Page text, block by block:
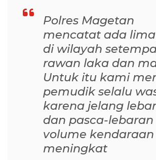
Polres Magetan
mencatat ada
di wilayah
rawan laka dan
Untuk itu kami
pemudik selalu
karena jelang
dan pasca-lebaran
volume kendaraan
meningkat